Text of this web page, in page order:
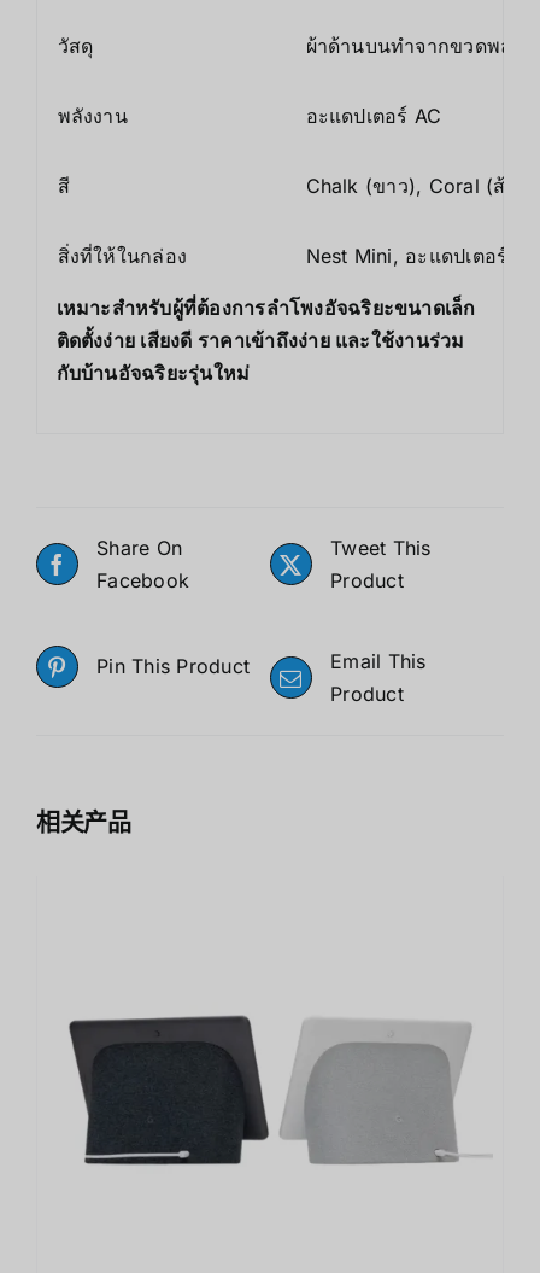
วัสดุ ผ้าด้านบนทำจากขวดพลาส
พลังงาน อะแดปเตอร์ AC
สี Chalk (ขาว), Coral (ส้มพ
สิ่งที่ให้ในกล่อง Nest Mini, อะแดปเตอร์,
เหมาะสำหรับผู้ที่ต้องการลำโพงอัจฉริยะขนาดเล็ก
ติดตั้งง่าย เสียงดี ราคาเข้าถึงง่าย และใช้งานร่วม
กับบ้านอัจฉริยะรุ่นใหม่
Share On
Facebook
Tweet This
Product
Pin This Product
Email This
Product
相关产品